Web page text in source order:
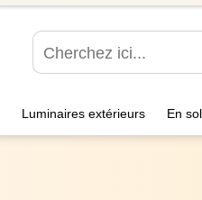
Luminaires extérieurs En